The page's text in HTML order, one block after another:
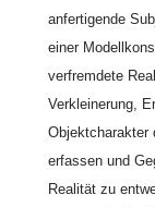
anfertigende
einer
verfremdete
Verkleinerung,
Objektcharakter
erfassen und
Realität zu